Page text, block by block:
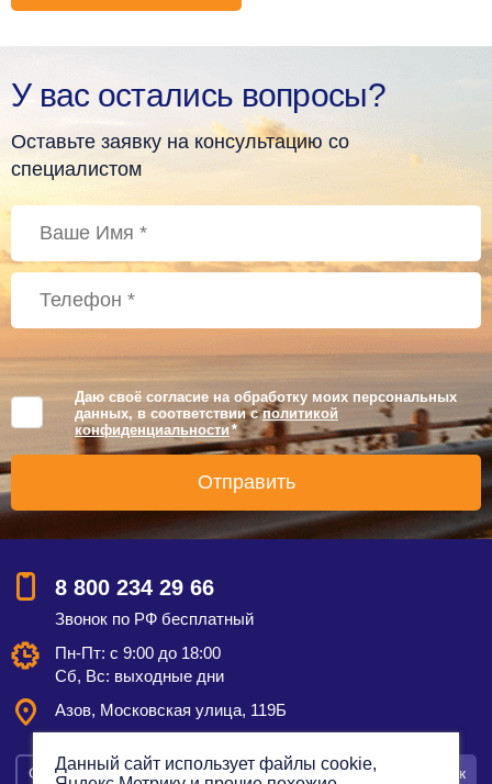
У вас остались вопросы?
Оставьте заявку на консультацию со
специалистом
Даю своё согласие на обработку моих персональных
данных, в соответствии сполитикой
конфиденциальности *
8 800 234 29 66
Звонок по РФ бесплатный
Пн-Пт: с 9:00 до 18:00
Сб, Вс: выходные дни
Азов, Московская улица, 119Б
Смотреть на карте Оставить заявку Заказать звонок
Данный сайт использует файлы cookie,